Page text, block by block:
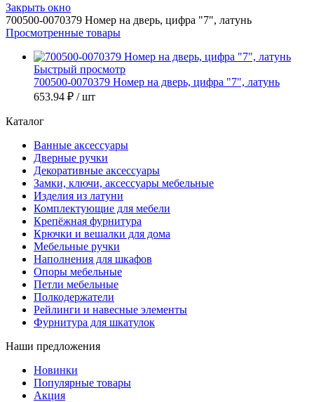
Закрыть окно
700500-0070379 Номер на дверь, цифра "7", латунь
Просмотренные товары
Быстрый просмотр
700500-0070379 Номер на дверь, цифра "7", латунь
653.94 ₽ / шт
Каталог
Ванные аксессуары
Дверные ручки
Декоративные аксессуары
Замки, ключи, аксессуары мебельные
Изделия из латуни
Комплектующие для мебели
Крепёжная фурнитура
Крючки и вешалки для дома
Мебельные ручки
Наполнения для шкафов
Опоры мебельные
Петли мебельные
Полкодержатели
Рейлинги и навесные элементы
Фурнитура для шкатулок
Наши предложения
Новинки
Популярные товары
Акция